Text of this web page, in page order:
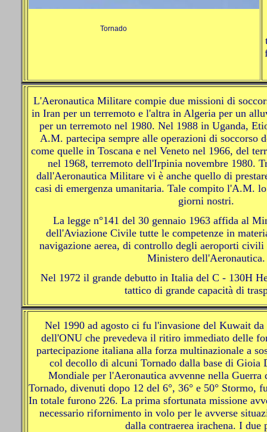
Tornado
L'Aeronautica Militare compie due missioni di
in Iran per un terremoto e l'altra in Algeria per un
per un terremoto nel 1980. Nel 1988 in Uganda,
A.M. partecipa sempre alle operazioni di soccorso
come quelle in Toscana e nel Veneto nel 1966, del
nel 1968, terremoto dell'Irpinia novembre 1980.
dall'Aeronautica Militare vi è anche quello di
casi di emergenza umanitaria. Tale compito l'A.M.
giorni nostri.
La legge n°141 del 30 gennaio 1963 affida al
dell'Aviazione Civile tutte le competenze in
navigazione aerea, di controllo degli aeroporti civili
Ministero dell'Aeronautica.
Nel 1972 il grande debutto in Italia del C - 130H
tattico di grande capacità di
Nel 1990 ad agosto ci fu l'invasione del Kuwait
dell'ONU che prevedeva il ritiro immediato delle
partecipazione italiana alla forza multinazionale a
col decollo di alcuni Tornado dalla base di Gioia
Mondiale per l'Aeronautica avvenne nella
Tornado, divenuti dopo 12 del 6°, 36° e 50° Stormo,
In totale furono 226. La prima sfortunata missione
necessario rifornimento in volo per le avverse
dalla contraerea irachena. I